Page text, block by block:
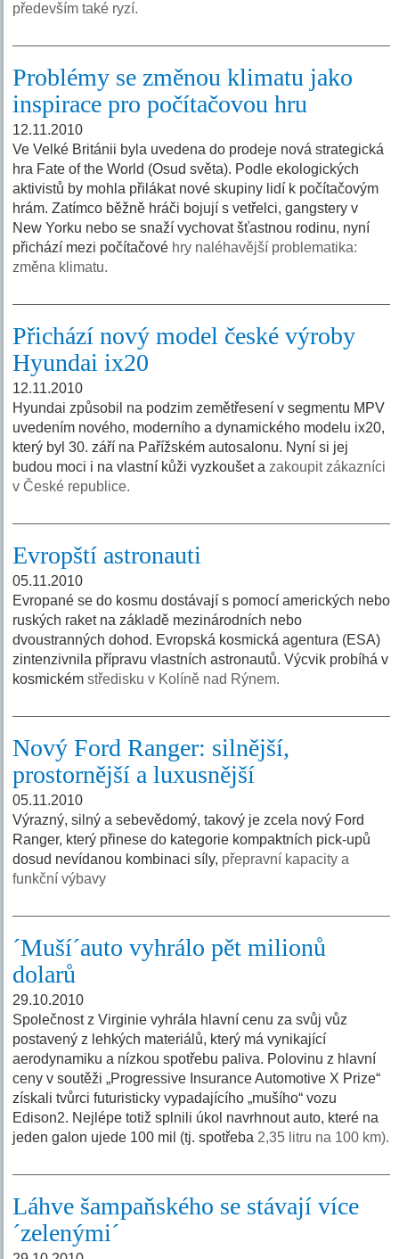
především také ryzí.
Problémy se změnou klimatu jako
inspirace pro počítačovou hru
12.11.2010
Ve Velké Británii byla uvedena do prodeje nová strategická
hra Fate of the World (Osud světa). Podle ekologických
aktivistů by mohla přilákat nové skupiny lidí k počítačovým
hrám. Zatímco běžně hráči bojují s vetřelci, gangstery v
New Yorku nebo se snaží vychovat šťastnou rodinu, nyní
přichází mezi počítačové hry naléhavější problematika:
změna klimatu.
Přichází nový model české výroby
Hyundai ix20
12.11.2010
Hyundai způsobil na podzim zemětřesení v segmentu MPV
uvedením nového, moderního a dynamického modelu ix20,
který byl 30. září na Pařížském autosalonu. Nyní si jej
budou moci i na vlastní kůži vyzkoušet a zakoupit zákazníci
v České republice.
Evropští astronauti
05.11.2010
Evropané se do kosmu dostávají s pomocí amerických nebo
ruských raket na základě mezinárodních nebo
dvoustranných dohod. Evropská kosmická agentura (ESA)
zintenzivnila přípravu vlastních astronautů. Výcvik probíhá v
kosmickémstředisku v Kolíně nad Rýnem.
Nový Ford Ranger: silnější,
prostornější a luxusnější
05.11.2010
Výrazný, silný a sebevědomý, takový je zcela nový Ford
Ranger, který přinese do kategorie kompaktních pick-upů
dosud nevídanou kombinaci síly, přepravní kapacity a
funkční výbavy
´Muší´auto vyhrálo pět milionů
dolarů
29.10.2010
Společnost z Virginie vyhrála hlavní cenu za svůj vůz
postavený z lehkých materiálů, který má vynikající
aerodynamiku a nízkou spotřebu paliva. Polovinu z hlavní
ceny v soutěži „Progressive Insurance Automotive X Prize“
získali tvůrci futuristicky vypadajícího „mušího“ vozu
Edison2. Nejlépe totiž splnili úkol navrhnout auto, které na
jeden galon ujede 100 mil (tj. spotřeba 2,35 litru na 100 km).
Láhve šampaňského se stávají více
´zelenými´